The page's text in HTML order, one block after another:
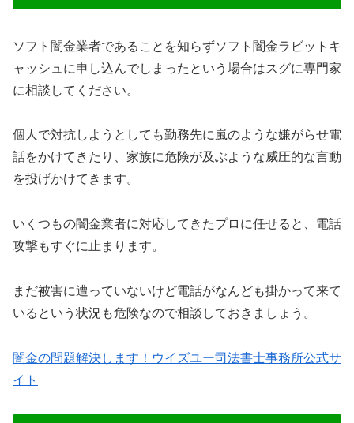
ソフト闇金業者であることを知らずソフト闇金ラビットキ
ャッシュに申し込んでしまったという場合はスグに専門家
に相談してください。
個人で対抗しようとしても勤務先に嵐のような嫌がらせ電
話をかけてきたり、家族に危険が及ぶような威圧的な言動
を投げかけてきます。
いくつもの闇金業者に対応してきたプロに任せると、電話
攻撃もすぐに止まります。
まだ被害に遭っていないけど電話がなんども掛かって来て
いるという状況も危険なので相談しておきましょう。
闇金の問題解決します！ウイズユー司法書士事務所公式サ
イト